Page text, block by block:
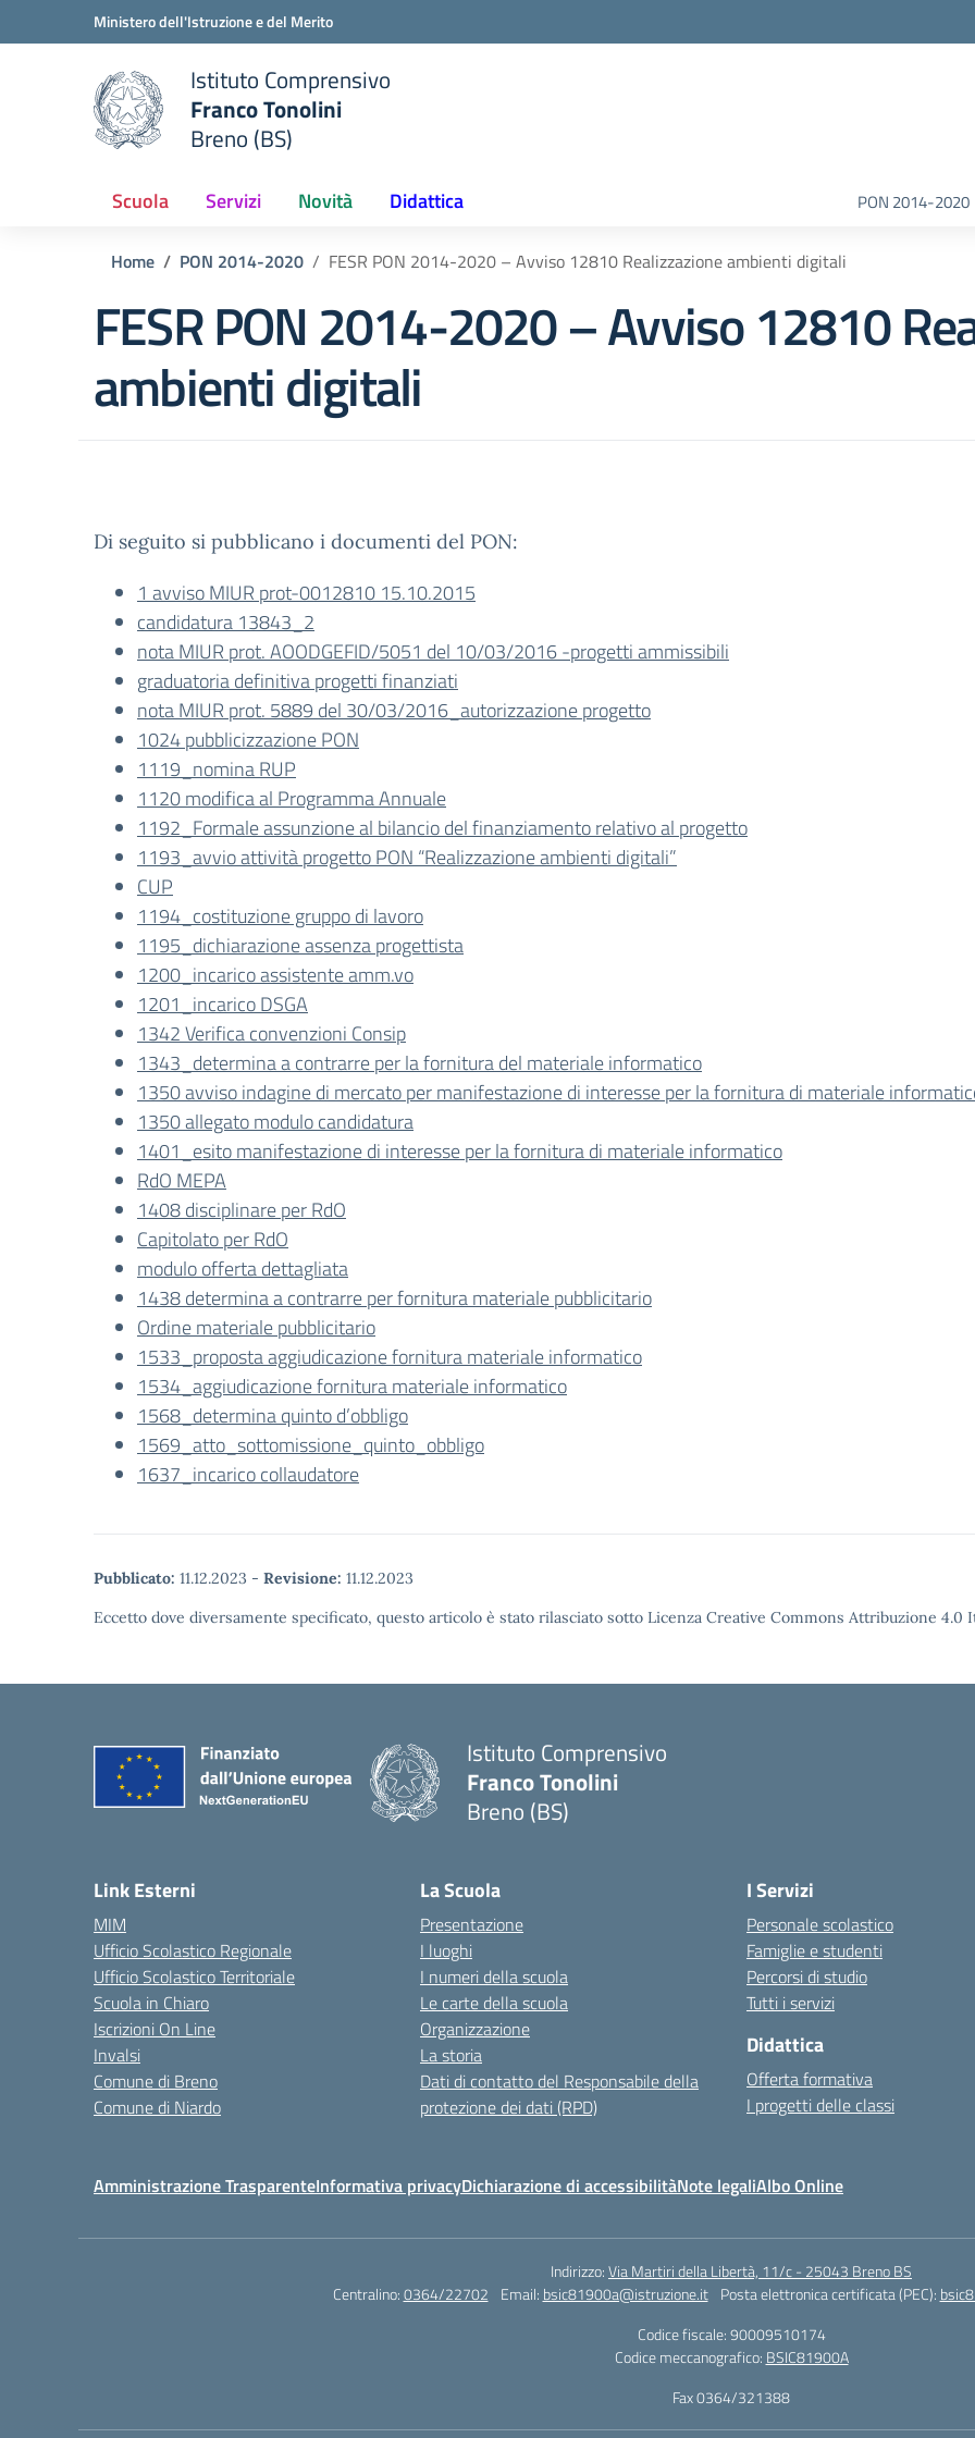
Vai ai contenuti
Vai al menu di navigazioneMinistero dell'Istruzione e del Merito
scuola
Istituto Comprensivo
Franco Tonolini
Breno (BS)
Scuola Servizi Novità Didattica PON 2014-2020
Home PON 2014-2020 FESR PON 2014-2020 – Avviso 12810 Realizzazione ambienti digitali
FESR PON 2014-2020 – Avviso 12810
ambienti digitali
Di seguito si pubblicano i documenti del PON:
1 avviso MIUR prot-0012810 15.10.2015
candidatura 13843_2
nota MIUR prot. AOODGEFID/5051 del 10/03/2016 -progetti ammissibili
graduatoria definitiva progetti finanziati
nota MIUR prot. 5889 del 30/03/2016_autorizzazione progetto
1024 pubblicizzazione PON
1119_nomina RUP
1120 modifica al Programma Annuale
1192_Formale assunzione al bilancio del finanziamento relativo al progetto
1193_avvio attività progetto PON “Realizzazione ambienti digitali”
CUP
1194_costituzione gruppo di lavoro
1195_dichiarazione assenza progettista
1200_incarico assistente amm.vo
1201_incarico DSGA
1342 Verifica convenzioni Consip
1343_determina a contrarre per la fornitura del materiale informatico
1350 avviso indagine di mercato per manifestazione di interesse per la fornitura di materiale
1350 allegato modulo candidatura
1401_esito manifestazione di interesse per la fornitura di materiale informatico
RdO MEPA
1408 disciplinare per RdO
Capitolato per RdO
modulo offerta dettagliata
1438 determina a contrarre per fornitura materiale pubblicitario
Ordine materiale pubblicitario
1533_proposta aggiudicazione fornitura materiale informatico
1534_aggiudicazione fornitura materiale informatico
1568_determina quinto d’obbligo
1569_atto_sottomissione_quinto_obbligo
1637_incarico collaudatore
Pubblicato: 11.12.2023 - Revisione: 11.12.2023
Eccetto dove diversamente specificato, questo articolo è stato rilasciato sotto Licenza Creative Commons Attribuzione 4.0
Istituto Comprensivo
Franco Tonolini
Breno (BS)
Link Esterni
MIM
Ufficio Scolastico Regionale
Ufficio Scolastico Territoriale
Scuola in Chiaro
Iscrizioni On Line
Invalsi
Comune di Breno
Comune di Niardo
La Scuola
Presentazione
I luoghi
I numeri della scuola
Le carte della scuola
Organizzazione
La storia
Dati di contatto del Responsabile della
protezione dei dati (RPD)
I Servizi
Personale scolastico
Famiglie e studenti
Percorsi di studio
Tutti i servizi
Didattica
Offerta formativa
I progetti delle classi
Amministrazione TrasparenteInformativa privacyDichiarazione di accessibilitàNote legaliAlbo Online
Indirizzo:Via Martiri della Libertà, 11/c - 25043 Breno BS
Centralino:0364/22702 Email: bsic81900a@istruzione.it Posta elettronica certificata (PEC):
Codice fiscale: 90009510174
Codice meccanografico: BSIC81900A
Fax 0364/321388